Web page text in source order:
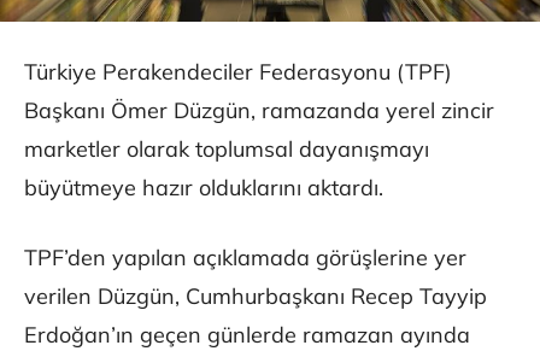
Türkiye Perakendeciler Federasyonu (TPF)
Başkanı Ömer Düzgün, ramazanda yerel zincir
marketler olarak toplumsal dayanışmayı
büyütmeye hazır olduklarını aktardı.
TPF’den yapılan açıklamada görüşlerine yer
verilen Düzgün, Cumhurbaşkanı Recep Tayyip
Erdoğan’ın geçen günlerde ramazan ayında